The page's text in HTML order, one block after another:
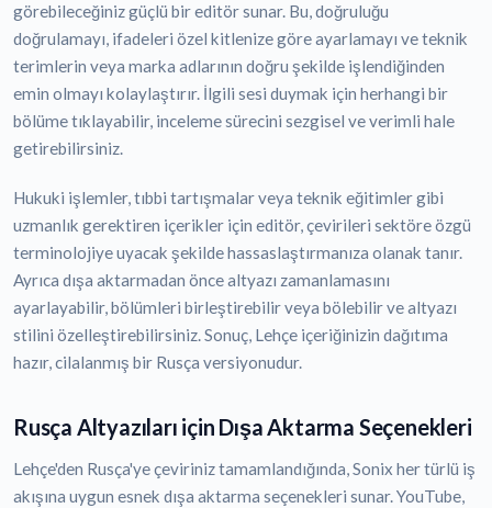
görebileceğiniz güçlü bir editör sunar. Bu, doğruluğu
doğrulamayı, ifadeleri özel kitlenize göre ayarlamayı ve teknik
terimlerin veya marka adlarının doğru şekilde işlendiğinden
emin olmayı kolaylaştırır. İlgili sesi duymak için herhangi bir
bölüme tıklayabilir, inceleme sürecini sezgisel ve verimli hale
getirebilirsiniz.
Hukuki işlemler, tıbbi tartışmalar veya teknik eğitimler gibi
uzmanlık gerektiren içerikler için editör, çevirileri sektöre özgü
terminolojiye uyacak şekilde hassaslaştırmanıza olanak tanır.
Ayrıca dışa aktarmadan önce altyazı zamanlamasını
ayarlayabilir, bölümleri birleştirebilir veya bölebilir ve altyazı
stilini özelleştirebilirsiniz. Sonuç, Lehçe içeriğinizin dağıtıma
hazır, cilalanmış bir Rusça versiyonudur.
Rusça Altyazıları için Dışa Aktarma Seçenekleri
Lehçe'den Rusça'ye çeviriniz tamamlandığında, Sonix her türlü iş
akışına uygun esnek dışa aktarma seçenekleri sunar. YouTube,